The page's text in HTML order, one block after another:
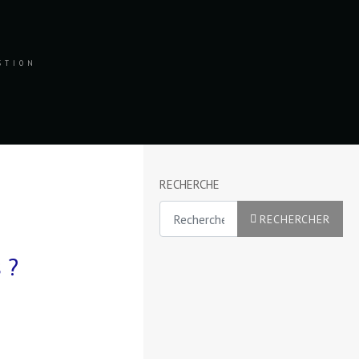
RECHERCHE
RECHERCHER